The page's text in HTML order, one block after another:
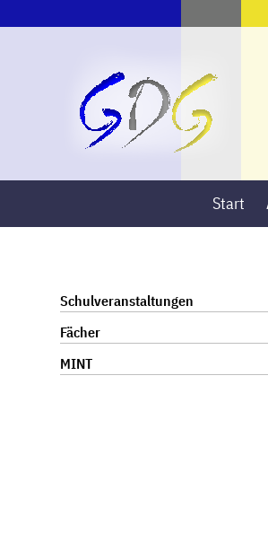
Start
Navigation
überspringen
Schulveranstaltungen
Fächer
MINT